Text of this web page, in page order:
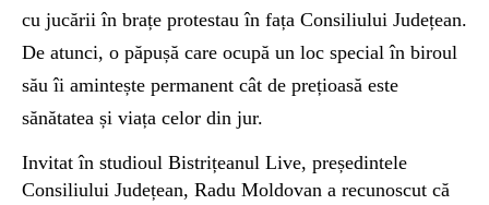
cu jucării în brațe protestau în fața Consiliului Județean.
De atunci, o păpușă care ocupă un loc special în biroul
său îi amintește permanent cât de prețioasă este
sănătatea și viața celor din jur.
Invitat în studioul Bistrițeanul Live, președintele
Consiliului Județean, Radu Moldovan a recunoscut că